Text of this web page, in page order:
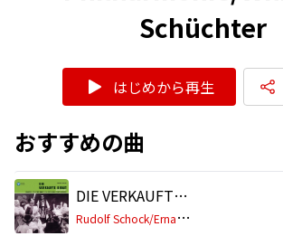
Schüchter
はじめから再生
おすすめの曲
DIE VERKAUFTE BRAUT · Komische Oper in 3 Akten · Querschnitt in deutscher Sprache, Erster Akt: - Seht am Strauch die Knospen springen!
R
udolf Schock/Erna Berger/Chor des Landestheaters Hannover/Nordwestdeutsche Philharmonie/Wilhelm Schüchter